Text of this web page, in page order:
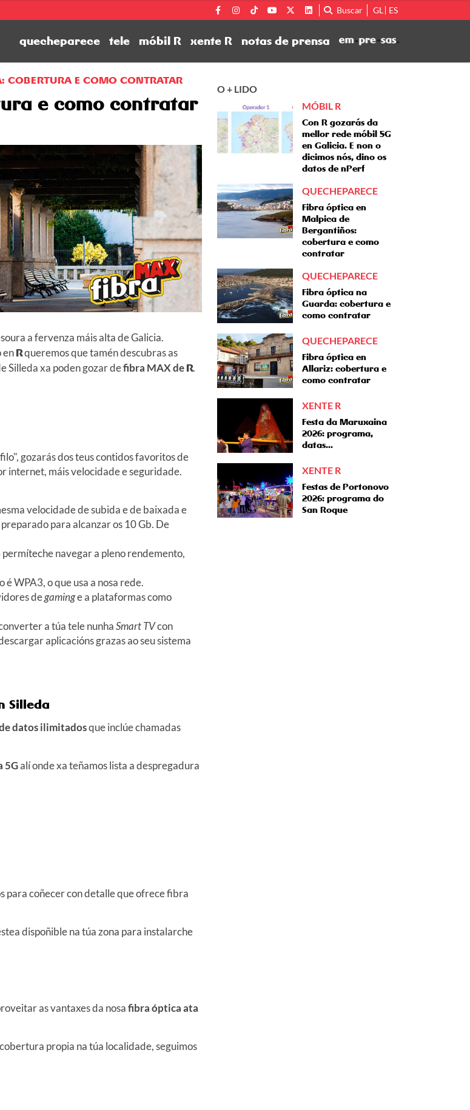
Buscar GL ES
quecheparece tele móbil R xente R notas de prensa
COBERTURA E COMO CONTRATAR
e como contratar
a fervenza máis alta de Galicia.
enRqueremos que tamén descubras as
Silleda xa poden gozar defibra MAX deR.
gozarás dos teus contidos favoritos de
internet, máis velocidade e seguridade.
velocidade de subida e de baixada e
para alcanzar os 10 Gb. De
permíteche navegar a pleno rendemento,
WPA3, o que usa a nosa rede.
degaminge a plataformas como
a túa tele nunhaSmart TVcon
aplicacións grazas ao seu sistema
Silleda
datos ilimitadosque inclúe chamadas
5Galí onde xa teñamos lista a despregadura
para coñecer con detalle que ofrece fibra
dispoñible na túa zona para instalarche
as vantaxes da nosafibra óptica ata
propia na túa localidade, seguimos
O + LIDO
MÓBIL R
Con R gozarás da
mellor rede móbil 5G
en Galicia. E non o
dicimos nós, dino os
datos de nPerf
QUECHEPARECE
Fibra óptica en
Malpica de
Bergantiños:
cobertura e como
contratar
QUECHEPARECE
Fibra óptica na
Guarda: cobertura e
como contratar
QUECHEPARECE
Fibra óptica en
Allariz: cobertura e
como contratar
XENTE R
Festa da Maruxaina
2026: programa,
datas...
XENTE R
Festas de Portonovo
2026: programa do
San Roque